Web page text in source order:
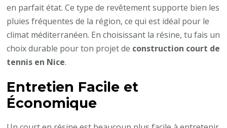
en parfait état. Ce type de revêtement supporte bien les
pluies fréquentes de la région, ce qui est idéal pour le
climat méditerranéen. En choisissant la résine, tu fais un
choix durable pour ton projet de construction court de
tennis en Nice.
Entretien Facile et
Économique